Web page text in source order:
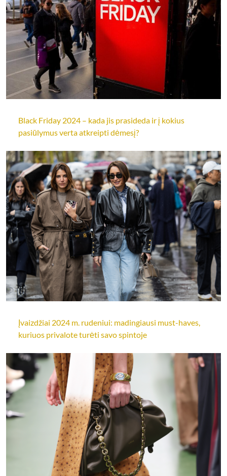
Black Friday 2024 – kada jis prasideda ir į kokius
pasiūlymus verta atkreipti dėmesį?
Įvaizdžiai 2024 m. rudeniui: madingiausi must-haves,
kuriuos privalote turėti savo spintoje